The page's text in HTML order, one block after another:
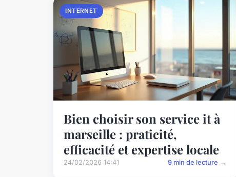
INTERNET
Bien choisir son service it à
marseille : praticité,
efficacité et expertise locale
24/02/2026 14:41 9 min de lecture →